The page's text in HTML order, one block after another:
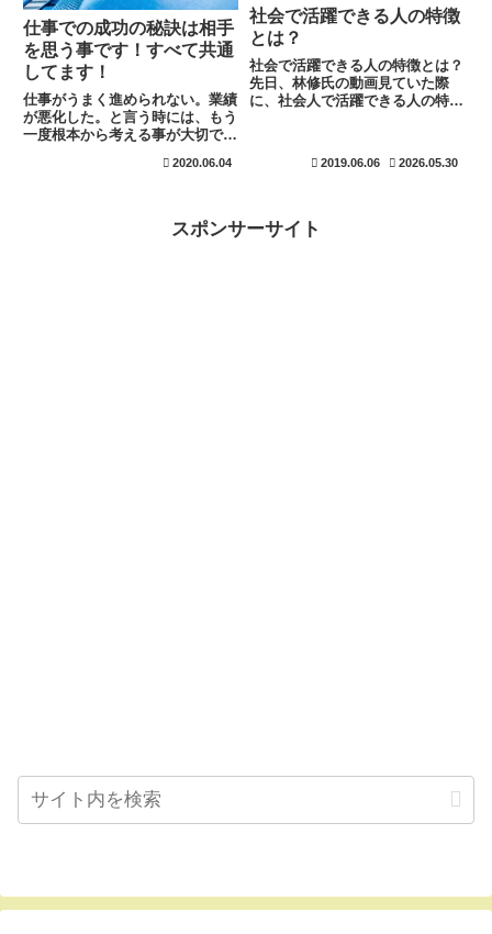
仕事での成功の秘訣は相手
を思う事です！すべて共通
してます！
仕事がうまく進められない。業績
が悪化した。と言う時には、もう
一度根本から考える事が大切で
事を考えているのかと言う事です
ければ、いつまで立っても結果は
出ません。相手が誰なのかを知
2020.06.04
社会で活躍できる人の特徴
とは？
社会で活躍できる人の特徴とは？
先日、林修氏の動画見ていた際
に、社会人で活躍できる人の特徴
生だけでなく、他の分野でも当て
2019.06.06 2026.05.30
スポンサーサイト